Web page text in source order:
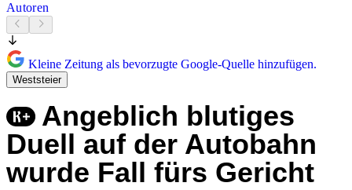
Autoren
Kleine Zeitung als bevorzugte Google-Quelle hinzufügen.
Weststeier
Angeblich blutiges
Duell auf der Autobahn
wurde Fall fürs Gericht